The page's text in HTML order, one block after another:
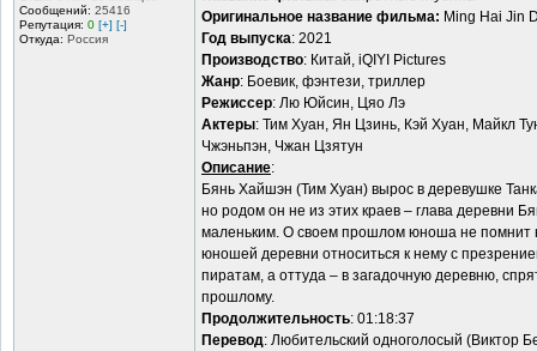
Сообщений: 25416
Репутация: 0 [+] [-]
Откуда: Россия
Оригинальное название фильма: Ming Hai Jin
Год выпуска: 2021
Производство: Китай, iQIYI Pictures
Жанр: Боевик, фэнтези, триллер
Режиссер: Лю Юйсин, Цяо Лэ
Актеры: Тим Хуан, Ян Цзинь, Кэй Хуан, Майкл
Чжэньпэн, Чжан Цзятун
Описание:
Бянь Хайшэн (Тим Хуан) вырос в деревушке
но родом он не из этих краев – глава деревни
маленьким. О своем прошлом юноша не помнит
юношей деревни относиться к нему с
пиратам, а оттуда – в загадочную деревню,
прошлому.
Продолжительность: 01:18:37
Перевод: Любительский одноголосый (Виктор